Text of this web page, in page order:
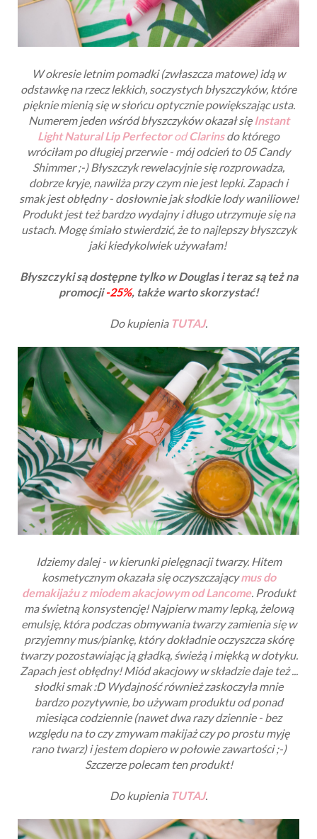
W okresie letnim pomadki (zwłaszcza matowe) idą w
odstawkę na rzecz lekkich, soczystych błyszczyków, które
pięknie mienią się w słońcu optycznie powiększając usta.
Numerem jeden wśród błyszczyków okazał się Instant
Light Natural Lip PerfectorodClarinsdo którego
wróciłam po długiej przerwie - mój odcień to 05 Candy
Shimmer ;-) Błyszczyk rewelacyjnie się rozprowadza,
dobrze kryje, nawilża przy czym nie jest lepki. Zapach i
smak jest obłędny - dosłownie jak słodkie lody waniliowe!
Produkt jest też bardzo wydajny i długo utrzymuje się na
ustach. Mogę śmiało stwierdzić, że to najlepszy błyszczyk
jaki kiedykolwiek używałam!
Błyszczyki są dostępne tylko w Douglas i teraz są też na
promocji-25%, także warto skorzystać!
Do kupienia TUTAJ.
Idziemy dalej - w kierunki pielęgnacji twarzy. Hitem
kosmetycznym okazała się oczyszczającymus do
demakijażu z miodem akacjowym od Lancome. Produkt
ma świetną konsystencję! Najpierw mamy lepką, żelową
emulsję, która podczas obmywania twarzy zamienia się w
przyjemny mus/piankę, który dokładnie oczyszcza skórę
twarzy pozostawiając ją gładką, świeżą i miękką w dotyku.
Zapach jest obłędny! Miód akacjowy w składzie daje też ...
słodki smak :D Wydajność również zaskoczyła mnie
bardzo pozytywnie, bo używam produktu od ponad
miesiąca codziennie (nawet dwa razy dziennie - bez
względu na to czy zmywam makijaż czy po prostu myję
rano twarz) i jestem dopiero w połowie zawartości ;-)
Szczerze polecam ten produkt!
Do kupienia TUTAJ.